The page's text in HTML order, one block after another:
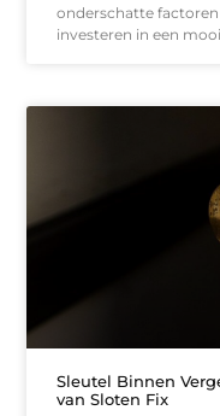
onderschatte
investeren in een
Sleutel Binnen
van Sloten Fix